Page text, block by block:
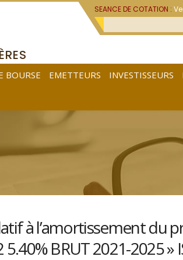
SEANCE DE COTATION :
BOURSE EMETTEURS INVESTISSEURS
à l’amortissement du
BRUT 2021-2025 »